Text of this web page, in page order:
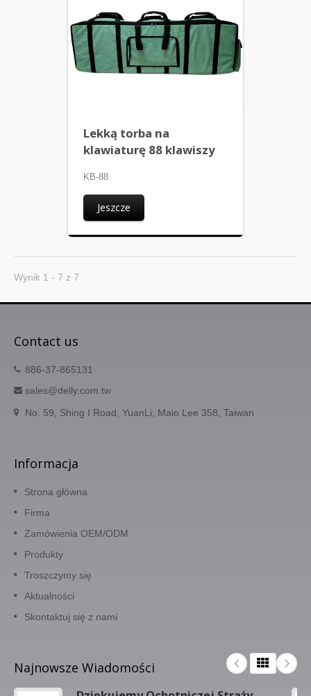
Lekką torba na
klawiaturę 88 klawiszy
KB-88
Jeszcze
Wynik 1 - 7 z 7
Contact us
886-37-865131
sales@delly.com.tw
No. 59, Shing I Road, YuanLi, Maio Lee 358, Taiwan
Informacja
Strona główna
Firma
Zamówienia OEM/ODM
Produkty
Troszczymy się
Aktualności
Skontaktuj się z nami
Najnowsze Wiadomości